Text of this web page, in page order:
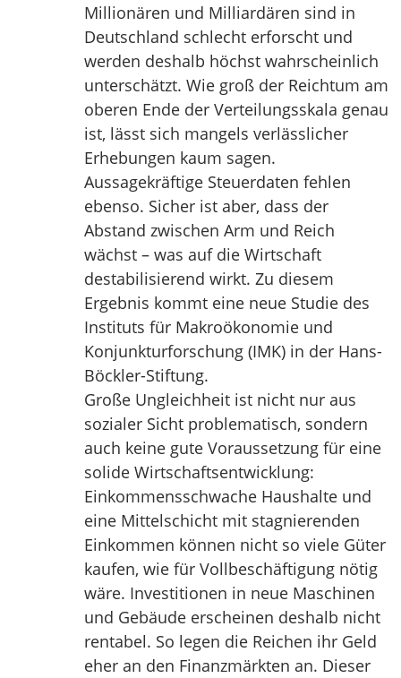
Millionären und Milliardären sind in
Deutschland schlecht erforscht und
werden deshalb höchst wahrscheinlich
unterschätzt. Wie groß der Reichtum am
oberen Ende der Verteilungsskala genau
ist, lässt sich mangels verlässlicher
Erhebungen kaum sagen.
Aussagekräftige Steuerdaten fehlen
ebenso. Sicher ist aber, dass der
Abstand zwischen Arm und Reich
wächst – was auf die Wirtschaft
destabilisierend wirkt. Zu diesem
Ergebnis kommt eine neue Studie des
Instituts für Makroökonomie und
Konjunkturforschung (IMK) in der Hans-
Böckler-Stiftung.
Große Ungleichheit ist nicht nur aus
sozialer Sicht problematisch, sondern
auch keine gute Voraussetzung für eine
solide Wirtschaftsentwicklung:
Einkommensschwache Haushalte und
eine Mittelschicht mit stagnierenden
Einkommen können nicht so viele Güter
kaufen, wie für Vollbeschäftigung nötig
wäre. Investitionen in neue Maschinen
und Gebäude erscheinen deshalb nicht
rentabel. So legen die Reichen ihr Geld
eher an den Finanzmärkten an. Dieser